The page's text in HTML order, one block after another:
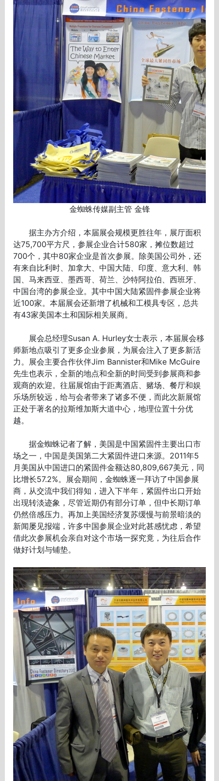
金蜘蛛传媒副主管 金锋
据主办方介绍，本届展会规模更胜往年，展厅面积
达75,700平方尺，参展企业合计580家，摊位数超过
700个，其中80家企业是首次参展。除美国公司外，还
有来自比利时、加拿大、中国大陆、印度、意大利、韩
国、马来西亚、墨西哥、荷兰、沙特阿拉伯、西班牙、
中国台湾的参展企业。其中中国大陆紧固件参展企业将
近100家。本届展会还新增了机械和工模具专区，总共
有43家美国本土和国际相关展商。
展会总经理Susan A. Hurley女士表示，本届展会移
师新地点吸引了更多企业参展，为展会注入了更多新活
力。展会主要合作伙伴Jim Bannister和Mike McGuire
先生也表示，全新的地点和全新的时间受到参展商和参
观商的欢迎。往届展馆由于距离酒店、赌场、餐厅和娱
乐场所较远，给与会者带来了诸多不便，而此次新展馆
正处于著名的拉斯维加斯大道中心，地理位置十分优
越。
据金蜘蛛记者了解，美国是中国紧固件主要出口市
场之一，中国是美国第二大紧固件进口来源。2011年5
月美国从中国进口的紧固件金额达80,809,667美元，同
比增长57.2%。展会期间，金蜘蛛逐一拜访了中国参展
商，从交流中我们得知，进入下半年，紧固件出口开始
出现转淡迹象，尽管近期仍有部分订单，但中长期订单
仍然倍感压力。再加上美国经济复苏缓慢与前景暗淡的
新闻屡见报端，许多中国参展企业对此甚感忧虑，希望
借此次参展机会亲自对这个市场一探究竟，为往后合作
做好计划与铺垫。